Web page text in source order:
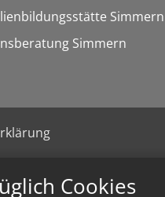
Cookies
Simmern
Simmern